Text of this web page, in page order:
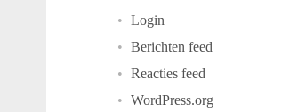
Login
Berichten feed
Reacties feed
WordPress.org